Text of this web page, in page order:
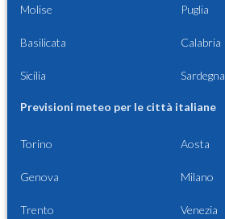
Molise Puglia
Basilicata Calabria
Sicilia Sardegna
Previsioni meteo per le città italiane
Torino Aosta
Genova Milano
Trento Venezia